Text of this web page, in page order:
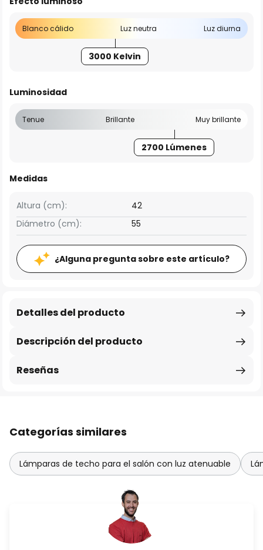
Blanco cálido Luz neutra Luz diurna
3000 Kelvin
Luminosidad
Tenue Brillante Muy brillante
2700 Lúmenes
Medidas
Altura (cm):
42
Diámetro (cm):
55
¿Alguna pregunta sobre este artículo?
Descripción del producto
Detalles del producto
Reseñas
Categorías similares
Lámparas de techo para el salón con luz atenuable